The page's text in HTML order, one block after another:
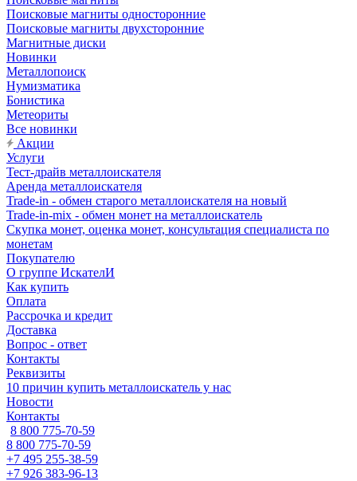
Поисковые магниты односторонние
Поисковые магниты двухсторонние
Магнитные диски
Новинки
Металлопоиск
Нумизматика
Бонистика
Метеориты
Все новинки
Акции
Услуги
Тест-драйв металлоискателя
Аренда металлоискателя
Trade-in - обмен старого металлоискателя на новый
Trade-in-mix - обмен монет на металлоискатель
Скупка монет, оценка монет, консультация специалиста по
монетам
Покупателю
О группе ИскателИ
Как купить
Оплата
Рассрочка и кредит
Доставка
Вопрос - ответ
Контакты
Реквизиты
10 причин купить металлоискатель у нас
Новости
Контакты
8 800 775-70-59
8 800 775-70-59
+7 495 255-38-59
+7 926 383-96-13